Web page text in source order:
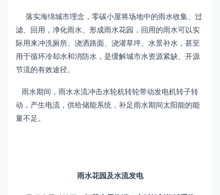
落实海绵城市理念，零碳小屋将场地中的雨水收集、过
滤、回用，净化雨水、形成雨水花园，回用的雨水可以实
际用来冲洗厕所、浇洒路面、浇灌草坪、水景补水，甚至
用于循环冷却水和消防水，是缓解城市水资源紧缺、开源
节流的有效途径。
雨水期间，雨水水流冲击水轮机转轮带动发电机转子转
动，产生电流，供给储能系统，补足雨水期间太阳能的能
量不足。
雨水花园及水流发电